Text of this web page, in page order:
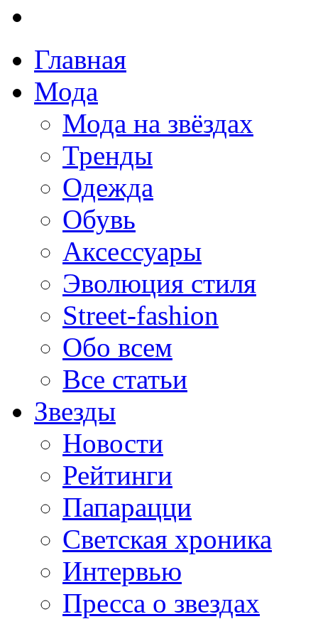
Главная
Мода
Мода на звёздах
Тренды
Одежда
Обувь
Аксессуары
Эволюция стиля
Street-fashion
Обо всем
Все статьи
Звезды
Новости
Рейтинги
Папарацци
Светская хроника
Интервью
Пресса о звездах